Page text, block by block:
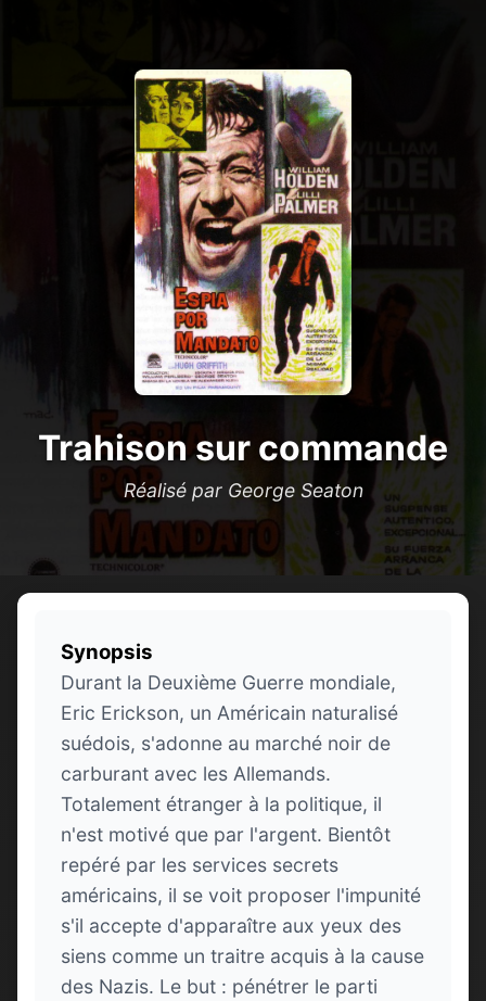
Trahison sur commande
Réalisé par George Seaton
Synopsis
Durant la Deuxième Guerre mondiale,
Eric Erickson, un Américain naturalisé
suédois, s'adonne au marché noir de
carburant avec les Allemands.
Totalement étranger à la politique, il
n'est motivé que par l'argent. Bientôt
repéré par les services secrets
américains, il se voit proposer l'impunité
s'il accepte d'apparaître aux yeux des
siens comme un traitre acquis à la cause
des Nazis. Le but : pénétrer le parti